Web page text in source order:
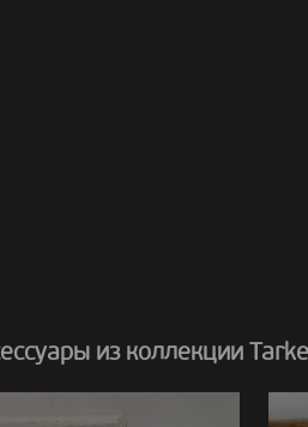
из коллекции